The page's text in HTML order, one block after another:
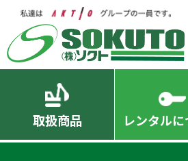
取扱商品 レンタルに